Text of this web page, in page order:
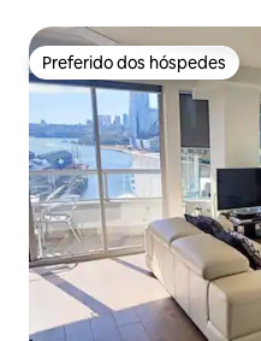
Preferido dos hóspedes
Preferido dos hóspedes